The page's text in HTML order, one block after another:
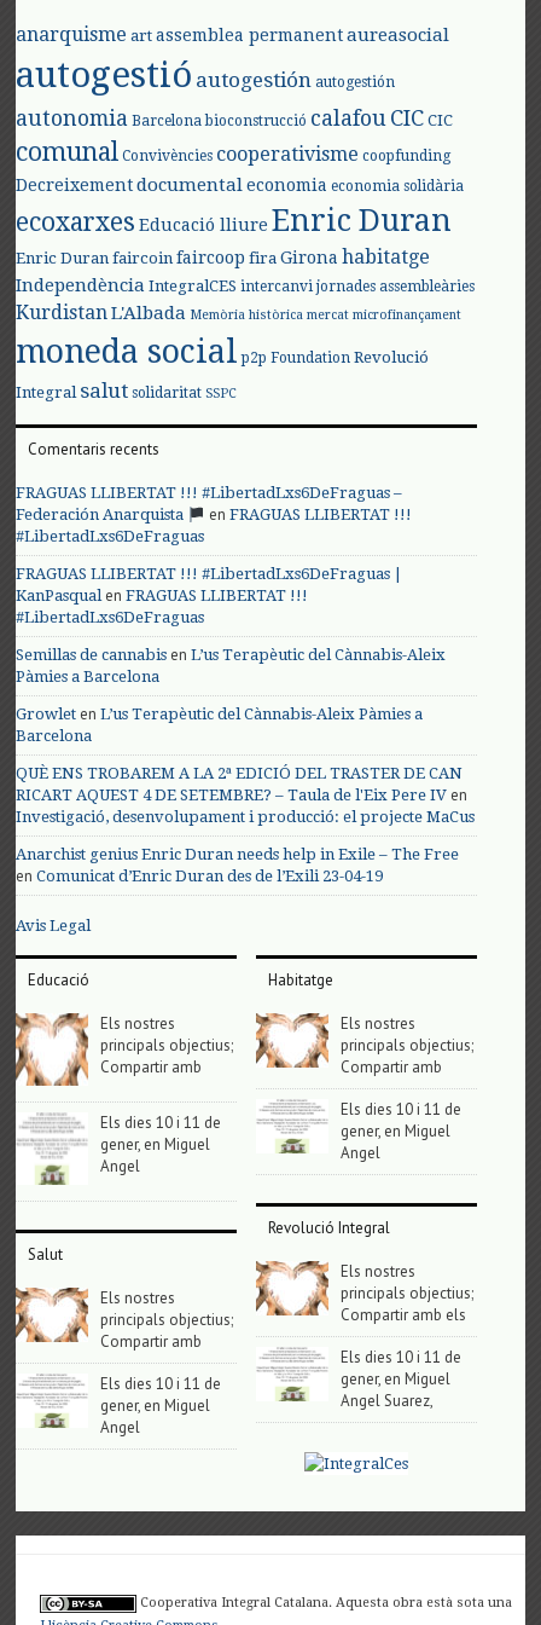
anarquisme art assemblea permanent aureasocial
autogestió autogestión autogestión
autonomia Barcelona bioconstrucció calafouCIC CIC
comunal Convivències cooperativisme coopfunding
Decreixement documental economia economia solidària
ecoxarxes Educació lliure Enric Duran
Enric Duran faircoin faircoop fira Girona habitatge
Independència IntegralCES intercanvi jornades assembleàries
KurdistanL'Albada Memòria històrica mercat microfinançament
moneda social p2p Foundation Revolució
Integral salut solidaritat SSPC
Comentaris recents
FRAGUAS LLIBERTAT !!! #LibertadLxs6DeFraguas –
Federación Anarquista
enFRAGUAS LLIBERTAT !!!
#LibertadLxs6DeFraguas
FRAGUAS LLIBERTAT !!! #LibertadLxs6DeFraguas |
KanPasqualenFRAGUAS LLIBERTAT !!!
#LibertadLxs6DeFraguas
Semillas de cannabis enL’us Terapèutic del Cànnabis-Aleix
Pàmies a Barcelona
Growlet enL’us Terapèutic del Cànnabis-Aleix Pàmies a
Barcelona
QUÈ ENS TROBAREM A LA 2ª EDICIÓ DEL TRASTER DE CAN
RICART AQUEST 4 DE SETEMBRE? – Taula de l'Eix Pere IV en
Investigació, desenvolupament i producció: el projecte MaCus
Anarchist genius Enric Duran needs help in Exile – The Free
enComunicat d’Enric Duran des de l’Exili 23-04-19
Avis Legal
Educació
Els nostres
principals objectius;
Compartir amb
Els dies 10 i 11 de
gener, en Miguel
Angel
Salut
Els nostres
principals objectius;
Compartir amb
Els dies 10 i 11 de
gener, en Miguel
Angel
Habitatge
Els nostres
principals objectius;
Compartir amb
Els dies 10 i 11 de
gener, en Miguel
Angel
Revolució Integral
Els nostres
principals objectius;
Compartir amb els
Els dies 10 i 11 de
gener, en Miguel
Angel Suarez,
Cooperativa Integral Catalana. Aquesta obra està sota una